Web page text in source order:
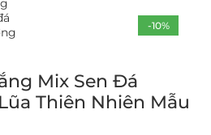
-10%
Mix Sen Đá
Thiên Nhiên Mẫu